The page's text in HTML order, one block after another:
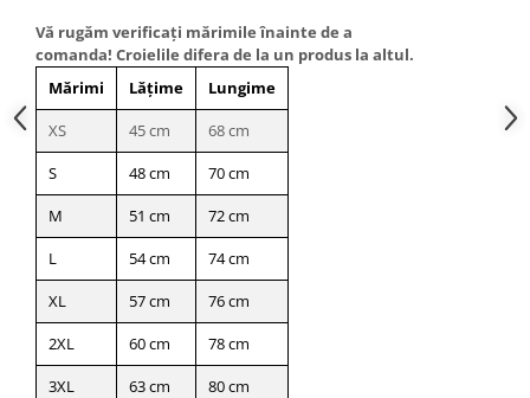
Vă rugăm verificaţi mărimile înainte de a
comanda! Croielile difera de la un produs la altul.
Mărimi
Lățime
Lungime
XS
45 cm
68 cm
S
48 cm
70 cm
M
51 cm
72 cm
L
54 cm
74 cm
XL
57 cm
76 cm
2XL
60 cm
78 cm
3XL
63 cm 80 cm